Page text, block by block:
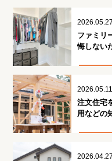
2026.05.27
ファミリ
悔しない
2026.05.11
注文住宅
用などの
2026.04.27